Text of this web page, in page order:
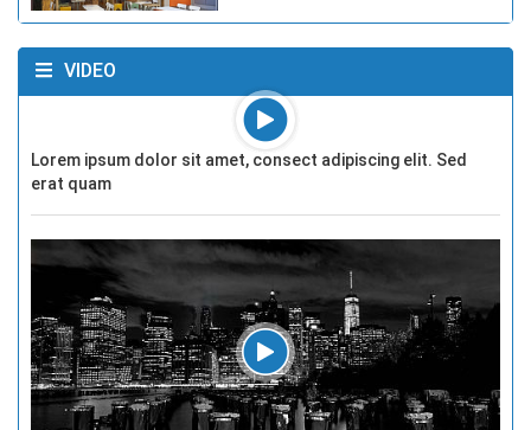
VIDEO
Lorem ipsum dolor sit amet, consect adipiscing elit. Sed
erat quam